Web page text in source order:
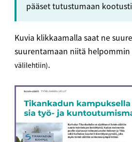
pääset tutustumaan
Kuvia klikkaamalla saat ne
suurentamaan niitä helpommin
välilehtiin).